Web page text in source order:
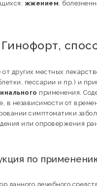
жжением,
от других местных
пессарии и пр.) и
применения.
в независимости от
симптоматики
или опровержения
по
данного лечебного